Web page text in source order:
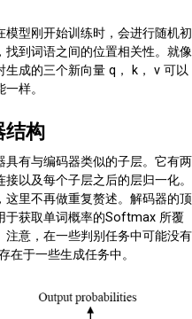
型刚开始训练时，会进行随机初
到词语之间的位置相关性。就像
成的三个新向量 q， k， v 可以
样。
结构
有与编码器类似的子层。它有两
以及每个子层之后的层归一化。
里不再做重复赘述。解码器的顶
于获取单词概率的Softmax 所覆
意，在一些判别任务中可能没有
在于一些生成任务中。